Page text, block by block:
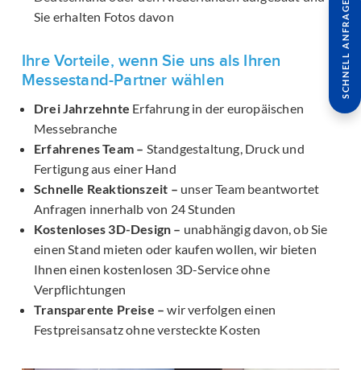
Sie erhalten Fotos davon
Ihre Vorteile, wenn Sie uns als Ihren
Messestand-Partner wählen
Drei Jahrzehnte Erfahrung in der europäischen
Messebranche
Erfahrenes Team – Standgestaltung, Druck und
Fertigung aus einer Hand
Schnelle Reaktionszeit – unser Team beantwortet
Anfragen innerhalb von 24 Stunden
Kostenloses 3D-Design – unabhängig davon, ob Sie
einen Stand mieten oder kaufen wollen, wir bieten
Ihnen einen kostenlosen 3D-Service ohne
Verpflichtungen
Transparente Preise – wir verfolgen einen
Festpreisansatz ohne versteckte Kosten
SCHNELL ANFRAGE